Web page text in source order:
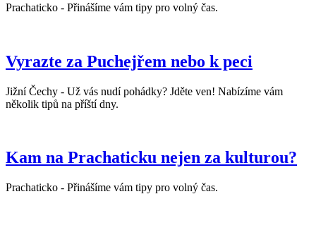
Prachaticko - Přinášíme vám tipy pro volný čas.
Vyrazte za Puchejřem nebo k peci
Jižní Čechy - Už vás nudí pohádky? Jděte ven! Nabízíme vám
několik tipů na příští dny.
Kam na Prachaticku nejen za kulturou?
Prachaticko - Přinášíme vám tipy pro volný čas.